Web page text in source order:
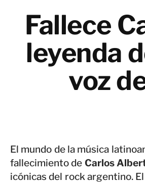
Fallece
leyenda
voz
El mundo de la música
fallecimiento de Carlos
icónicas del rock argentino.